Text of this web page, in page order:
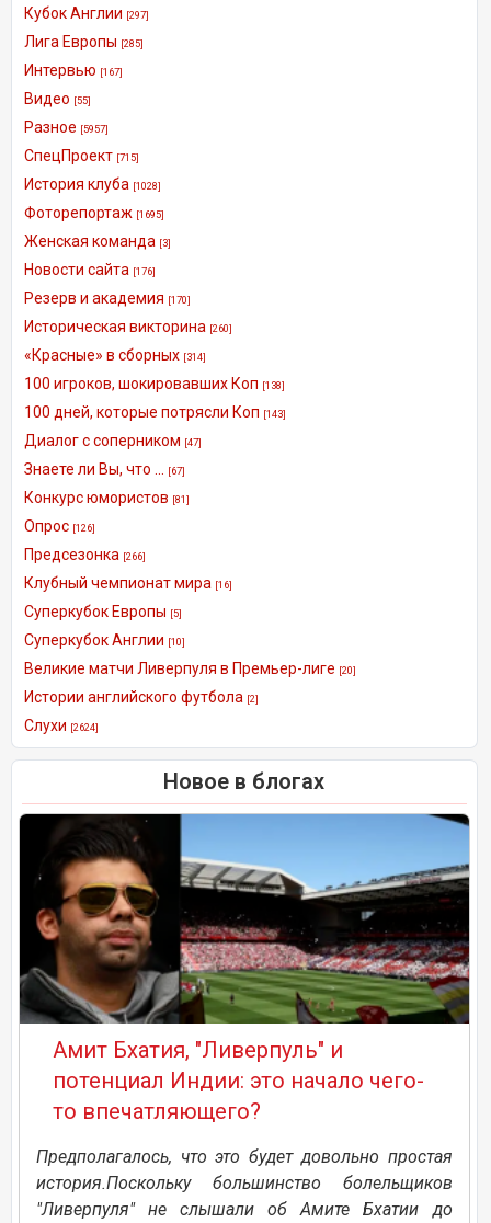
Кубок Англии [297]
Лига Европы [285]
Интервью [167]
Видео [55]
Разное [5957]
СпецПроект [715]
История клуба [1028]
Фоторепортаж [1695]
Женская команда [3]
Новости сайта [176]
Резерв и академия [170]
Историческая викторина [260]
«Красные» в сборных [314]
100 игроков, шокировавших Коп [138]
100 дней, которые потрясли Коп [143]
Диалог с соперником [47]
Знаете ли Вы, что ... [67]
Конкурс юмористов [81]
Опрос [126]
Предсезонка [266]
Клубный чемпионат мира [16]
Суперкубок Европы [5]
Суперкубок Англии [10]
Великие матчи Ливерпуля в Премьер-лиге [20]
Истории английского футбола [2]
Слухи [2624]
Новое в блогах
Амит Бхатия, "Ливерпуль" и
потенциал Индии: это начало чего-
то впечатляющего?
Предполагалось, что это будет довольно простая
история.Поскольку большинство болельщиков
"Ливерпуля" не слышали об Амите Бхатии до